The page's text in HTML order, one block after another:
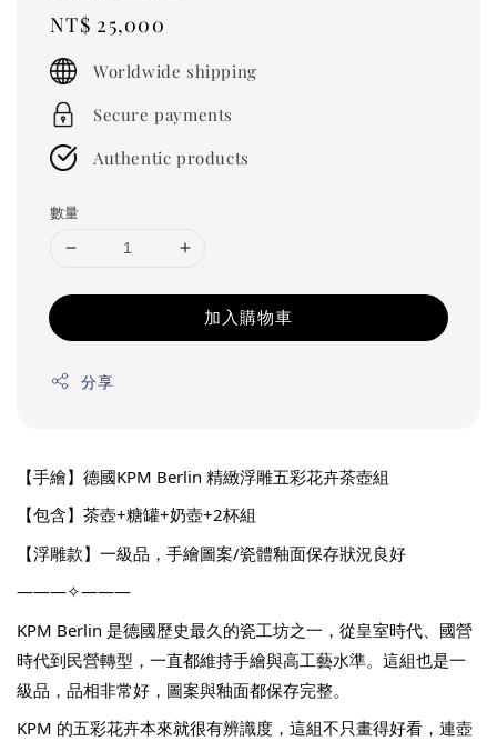
Regular
price
NT$ 25,000
Worldwide shipping
Secure payments
Authentic products
數量
加入購物車
分享
【手繪】德國KPM Berlin 精緻浮雕五彩花卉茶壺組
【包含】茶壺+糖罐+奶壺+2杯組
【浮雕款】一級品，手繪圖案/瓷體釉面保存狀況良好
———✧———
KPM Berlin 是德國歷史最久的瓷工坊之一，從皇室時代、國營
時代到民營轉型，一直都維持手繪與高工藝水準。這組也是一
級品，品相非常好，圖案與釉面都保存完整。
KPM 的五彩花卉本來就很有辨識度，這組不只畫得好看，連壺